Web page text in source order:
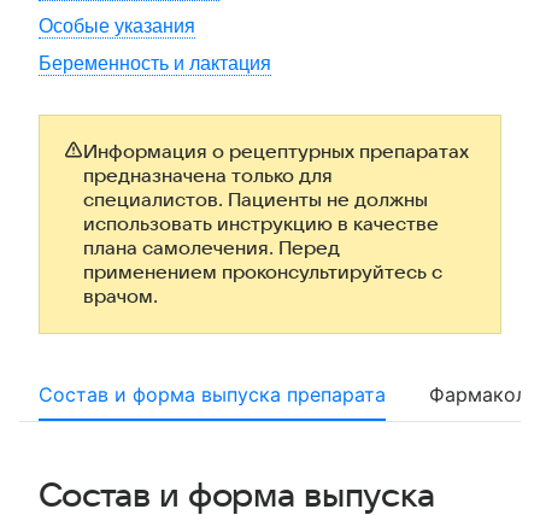
Особые указания
Беременность и лактация
Информация о рецептурных препаратах
предназначена только для
специалистов. Пациенты не должны
использовать инструкцию в качестве
плана самолечения. Перед
применением проконсультируйтесь с
врачом.
Состав и форма выпуска препарата
Состав и форма выпуска